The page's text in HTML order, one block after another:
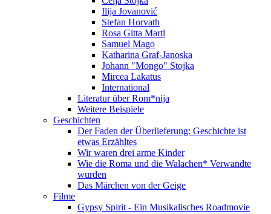
Ilija Jovanović
Stefan Horvath
Rosa Gitta Martl
Samuel Mago
Katharina Graf-Janoska
Johann "Mongo" Stojka
Mircea Lakatus
International
Literatur über Rom*nija
Weitere Beispiele
Geschichten
Der Faden der Überlieferung: Geschichte ist
etwas Erzähltes
Wir waren drei arme Kinder
Wie die Roma und die Walachen* Verwandte
wurden
Das Märchen von der Geige
Filme
Gypsy Spirit - Ein Musikalisches Roadmovie